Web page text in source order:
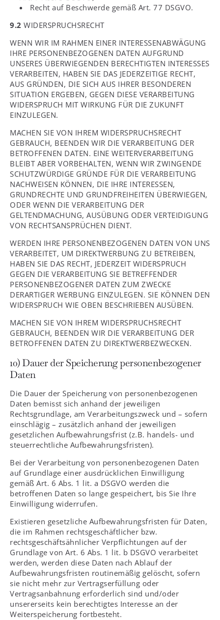
Recht auf Beschwerde gemäß Art. 77 DSGVO.
9.2 WIDERSPRUCHSRECHT
WENN WIR IM RAHMEN EINER INTERESSENABWÄGUNG
IHRE PERSONENBEZOGENEN DATEN AUFGRUND
UNSERES ÜBERWIEGENDEN BERECHTIGTEN INTERESSES
VERARBEITEN, HABEN SIE DAS JEDERZEITIGE RECHT,
AUS GRÜNDEN, DIE SICH AUS IHRER BESONDEREN
SITUATION ERGEBEN, GEGEN DIESE VERARBEITUNG
WIDERSPRUCH MIT WIRKUNG FÜR DIE ZUKUNFT
EINZULEGEN.
MACHEN SIE VON IHREM WIDERSPRUCHSRECHT
GEBRAUCH, BEENDEN WIR DIE VERARBEITUNG DER
BETROFFENEN DATEN. EINE WEITERVERARBEITUNG
BLEIBT ABER VORBEHALTEN, WENN WIR ZWINGENDE
SCHUTZWÜRDIGE GRÜNDE FÜR DIE VERARBEITUNG
NACHWEISEN KÖNNEN, DIE IHRE INTERESSEN,
GRUNDRECHTE UND GRUNDFREIHEITEN ÜBERWIEGEN,
ODER WENN DIE VERARBEITUNG DER
GELTENDMACHUNG, AUSÜBUNG ODER VERTEIDIGUNG
VON RECHTSANSPRÜCHEN DIENT.
WERDEN IHRE PERSONENBEZOGENEN DATEN VON UNS
VERARBEITET, UM DIREKTWERBUNG ZU BETREIBEN,
HABEN SIE DAS RECHT, JEDERZEIT WIDERSPRUCH
GEGEN DIE VERARBEITUNG SIE BETREFFENDER
PERSONENBEZOGENER DATEN ZUM ZWECKE
DERARTIGER WERBUNG EINZULEGEN. SIE KÖNNEN DEN
WIDERSPRUCH WIE OBEN BESCHRIEBEN AUSÜBEN.
MACHEN SIE VON IHREM WIDERSPRUCHSRECHT
GEBRAUCH, BEENDEN WIR DIE VERARBEITUNG DER
BETROFFENEN DATEN ZU DIREKTWERBEZWECKEN.
10) Dauer der Speicherung personenbezogener
Daten
Die Dauer der Speicherung von personenbezogenen
Daten bemisst sich anhand der jeweiligen
Rechtsgrundlage, am Verarbeitungszweck und – sofern
einschlägig – zusätzlich anhand der jeweiligen
gesetzlichen Aufbewahrungsfrist (z.B. handels- und
steuerrechtliche Aufbewahrungsfristen).
Bei der Verarbeitung von personenbezogenen Daten
auf Grundlage einer ausdrücklichen Einwilligung
gemäß Art. 6 Abs. 1 lit. a DSGVO werden die
betroffenen Daten so lange gespeichert, bis Sie Ihre
Einwilligung widerrufen.
Existieren gesetzliche Aufbewahrungsfristen für Daten,
die im Rahmen rechtsgeschäftlicher bzw.
rechtsgeschäftsähnlicher Verpflichtungen auf der
Grundlage von Art. 6 Abs. 1 lit. b DSGVO verarbeitet
werden, werden diese Daten nach Ablauf der
Aufbewahrungsfristen routinemäßig gelöscht, sofern
sie nicht mehr zur Vertragserfüllung oder
Vertragsanbahnung erforderlich sind und/oder
unsererseits kein berechtigtes Interesse an der
Weiterspeicherung fortbesteht.